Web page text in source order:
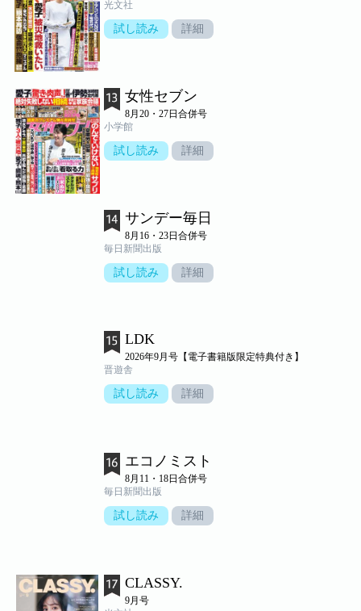
光文社
試し読み 詳細
女性セブン
8月20・27日合併号
小学館
試し読み 詳細
サンデー毎日
8月16・23日合併号
毎日新聞出版
試し読み 詳細
LDK
2026年9月号【電子書籍版限定特典付き】
晋遊舎
試し読み 詳細
エコノミスト
8月11・18日合併号
毎日新聞出版
試し読み 詳細
CLASSY.
9月号